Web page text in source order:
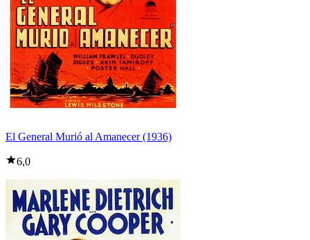
El General Murió al Amanecer (1936)
6,0